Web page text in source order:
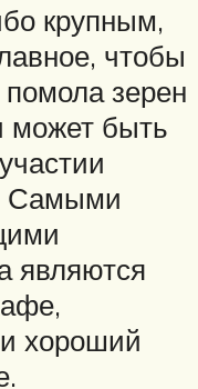
крупным,
чтобы
зерен
может быть
Самыми
являются
хороший